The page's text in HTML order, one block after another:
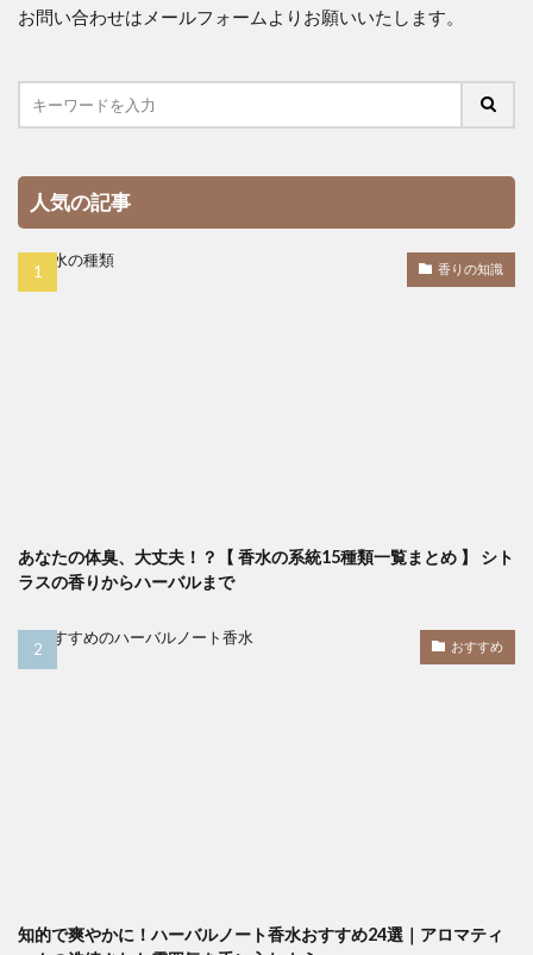
お問い合わせはメールフォームよりお願いいたします。
人気の記事
香りの知識
あなたの体臭、大丈夫！？【 香水の系統15種類一覧まとめ 】 シト
ラスの香りからハーバルまで
おすすめ
知的で爽やかに！ハーバルノート香水おすすめ24選｜アロマティ